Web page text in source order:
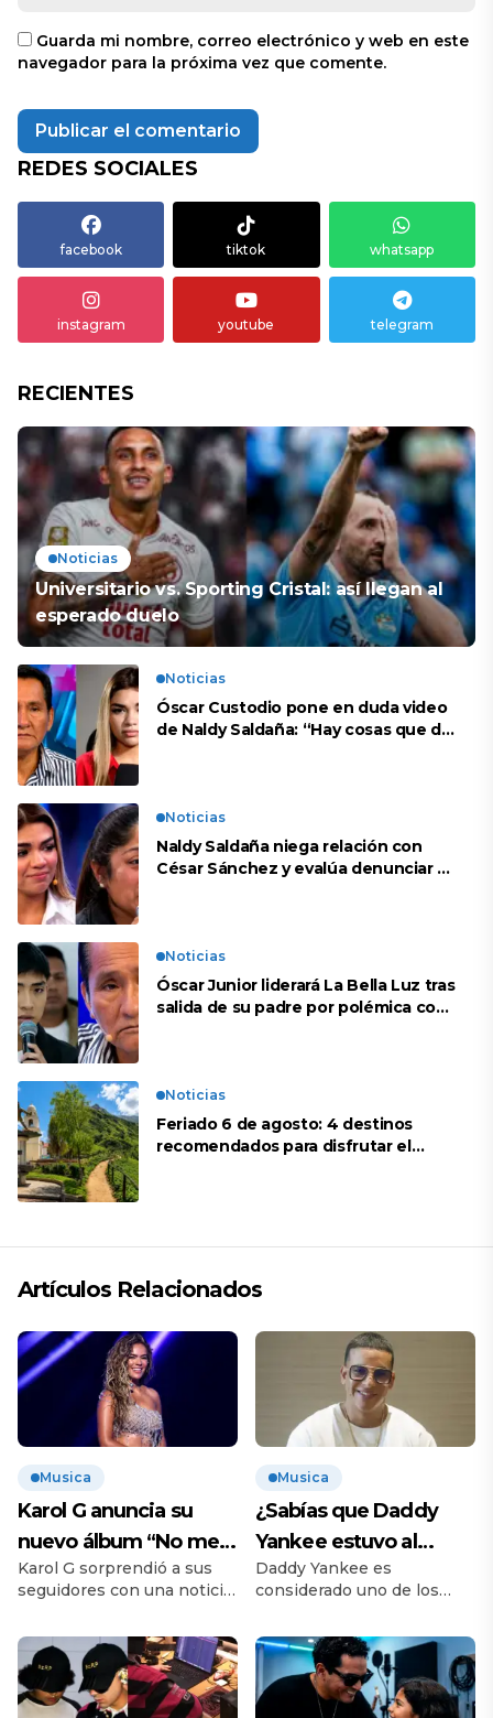
Guarda mi nombre, correo electrónico y web en este
navegador para la próxima vez que comente.
REDES SOCIALES
facebook tiktok whatsapp
instagram youtube telegram
RECIENTES
Noticias
Universitario vs. Sporting Cristal: así llegan al
esperado duelo
Noticias
Óscar Custodio pone en duda video
de Naldy Saldaña: “Hay cosas que de
Noticias
Naldy Saldaña niega relación con
César Sánchez y evalúa denunciar a
Noticias
Óscar Junior liderará La Bella Luz tras
salida de su padre por polémica con
Noticias
Feriado 6 de agosto: 4 destinos
recomendados para disfrutar el
Artículos Relacionados
Musica
Karol G anuncia su
nuevo álbum “No me
arrepiento de sentir
tanto”: conoce la
fecha de estreno
Karol G sorprendió a sus
seguidores con una noticia
Durante su último
concierto realizado en
Toronto, Canadá, la
cantante colombiana
Musica
¿Sabías que Daddy
Yankee estuvo al
borde de la muerte? El
disparo que cambió su
vida para siempre
Daddy Yankee es
considerado uno de los
en la historia del reguetón.
Con éxitos que dieron la
vuelta al mundo, el
cantante puertorriqueño